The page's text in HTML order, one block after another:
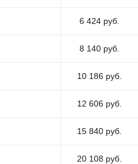
6 424 руб.
8 140 руб.
10 186 руб.
12 606 руб.
15 840 руб.
20 108 руб.